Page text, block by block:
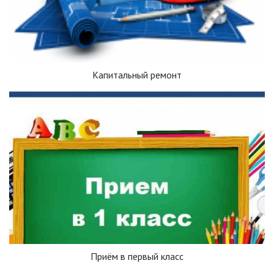
Капитальный ремонт
Приём в первый класс